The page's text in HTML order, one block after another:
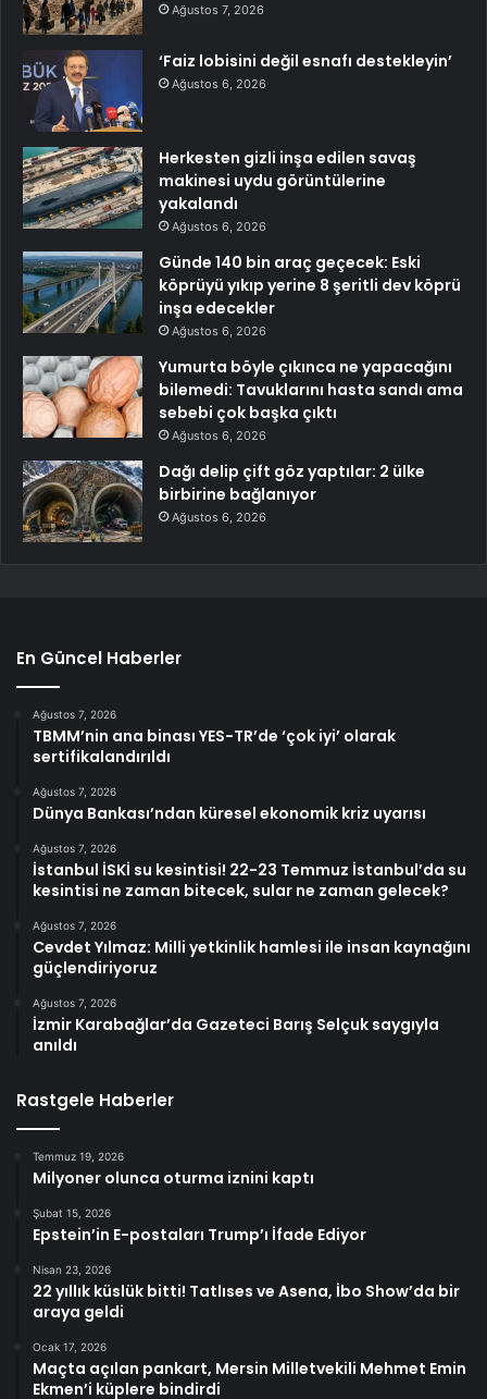
Ağustos 7, 2026
‘Faiz lobisini değil esnafı destekleyin’
Ağustos 6, 2026
Herkesten gizli inşa edilen savaş
makinesi uydu görüntülerine
yakalandı
Ağustos 6, 2026
Günde 140 bin araç geçecek: Eski
köprüyü yıkıp yerine 8 şeritli dev köprü
inşa edecekler
Ağustos 6, 2026
Yumurta böyle çıkınca ne yapacağını
bilemedi: Tavuklarını hasta sandı ama
sebebi çok başka çıktı
Ağustos 6, 2026
Dağı delip çift göz yaptılar: 2 ülke
birbirine bağlanıyor
Ağustos 6, 2026
En Güncel Haberler
Ağustos 7, 2026
TBMM’nin ana binası YES-TR’de ‘çok iyi’ olarak
sertifikalandırıldı
Ağustos 7, 2026
Dünya Bankası’ndan küresel ekonomik kriz uyarısı
Ağustos 7, 2026
İstanbul İSKİ su kesintisi! 22-23 Temmuz İstanbul’da su
kesintisi ne zaman bitecek, sular ne zaman gelecek?
Ağustos 7, 2026
Cevdet Yılmaz: Milli yetkinlik hamlesi ile insan kaynağını
güçlendiriyoruz
Ağustos 7, 2026
İzmir Karabağlar’da Gazeteci Barış Selçuk saygıyla
anıldı
Rastgele Haberler
Temmuz 19, 2026
Milyoner olunca oturma iznini kaptı
Şubat 15, 2026
Epstein’in E-postaları Trump’ı İfade Ediyor
Nisan 23, 2026
22 yıllık küslük bitti! Tatlıses ve Asena, İbo Show’da bir
araya geldi
Ocak 17, 2026
Maçta açılan pankart, Mersin Milletvekili Mehmet Emin
Ekmen’i küplere bindirdi